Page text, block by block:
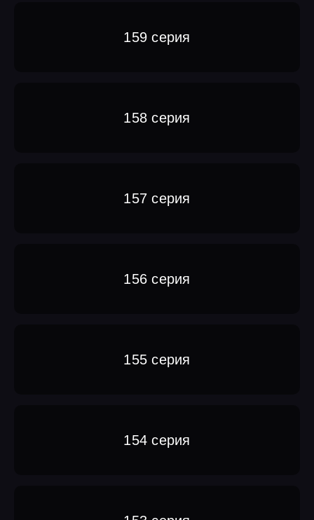
159 серия
158 серия
157 серия
156 серия
155 серия
154 серия